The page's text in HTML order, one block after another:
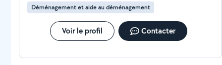
Déménagement et aide au déménagement
Voir le profil Contacter